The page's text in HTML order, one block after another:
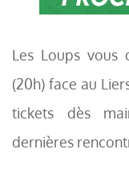
Les Loups vous
(20h) face au
tickets dès
dernières